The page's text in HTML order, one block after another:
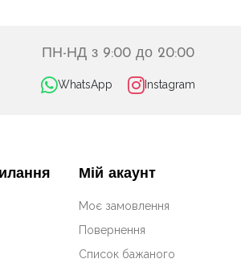
ПН-НД з 9:00 до 20:00
WhatsApp Instagram
Мій акаунт
Моє замовлення
Повернення
Список бажаного